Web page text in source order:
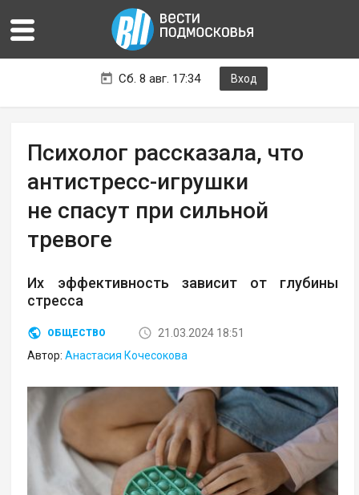
Сб. 8 авг. 17:34 Вход
Психолог рассказала, что
антистресс-игрушки
не спасут при сильной
тревоге
Их эффективность зависит от глубины
стресса
ОБЩЕСТВО
21.03.2024 18:51
Автор:Анастасия Кочесокова